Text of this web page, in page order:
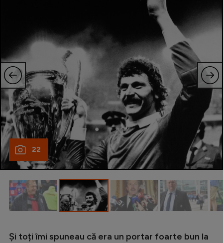
22
Și toți îmi spuneau că era un portar foarte bun la